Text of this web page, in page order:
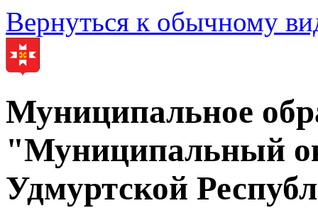
Вернуться к обычному
Муниципальное
"Муниципальный
Удмуртской